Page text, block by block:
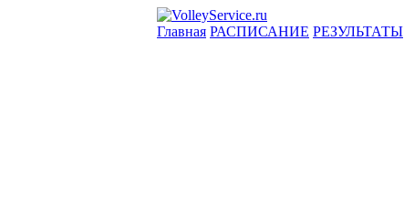
Главная РАСПИСАНИЕ РЕЗУЛЬТАТЫ